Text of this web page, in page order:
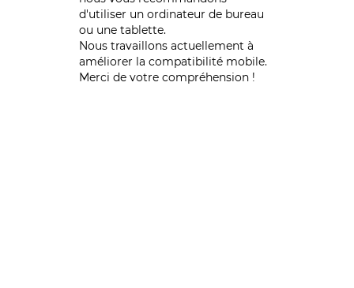
d'utiliser un ordinateur de bureau
ou une tablette.
Nous travaillons actuellement à
améliorer la compatibilité mobile.
Merci de votre compréhension !